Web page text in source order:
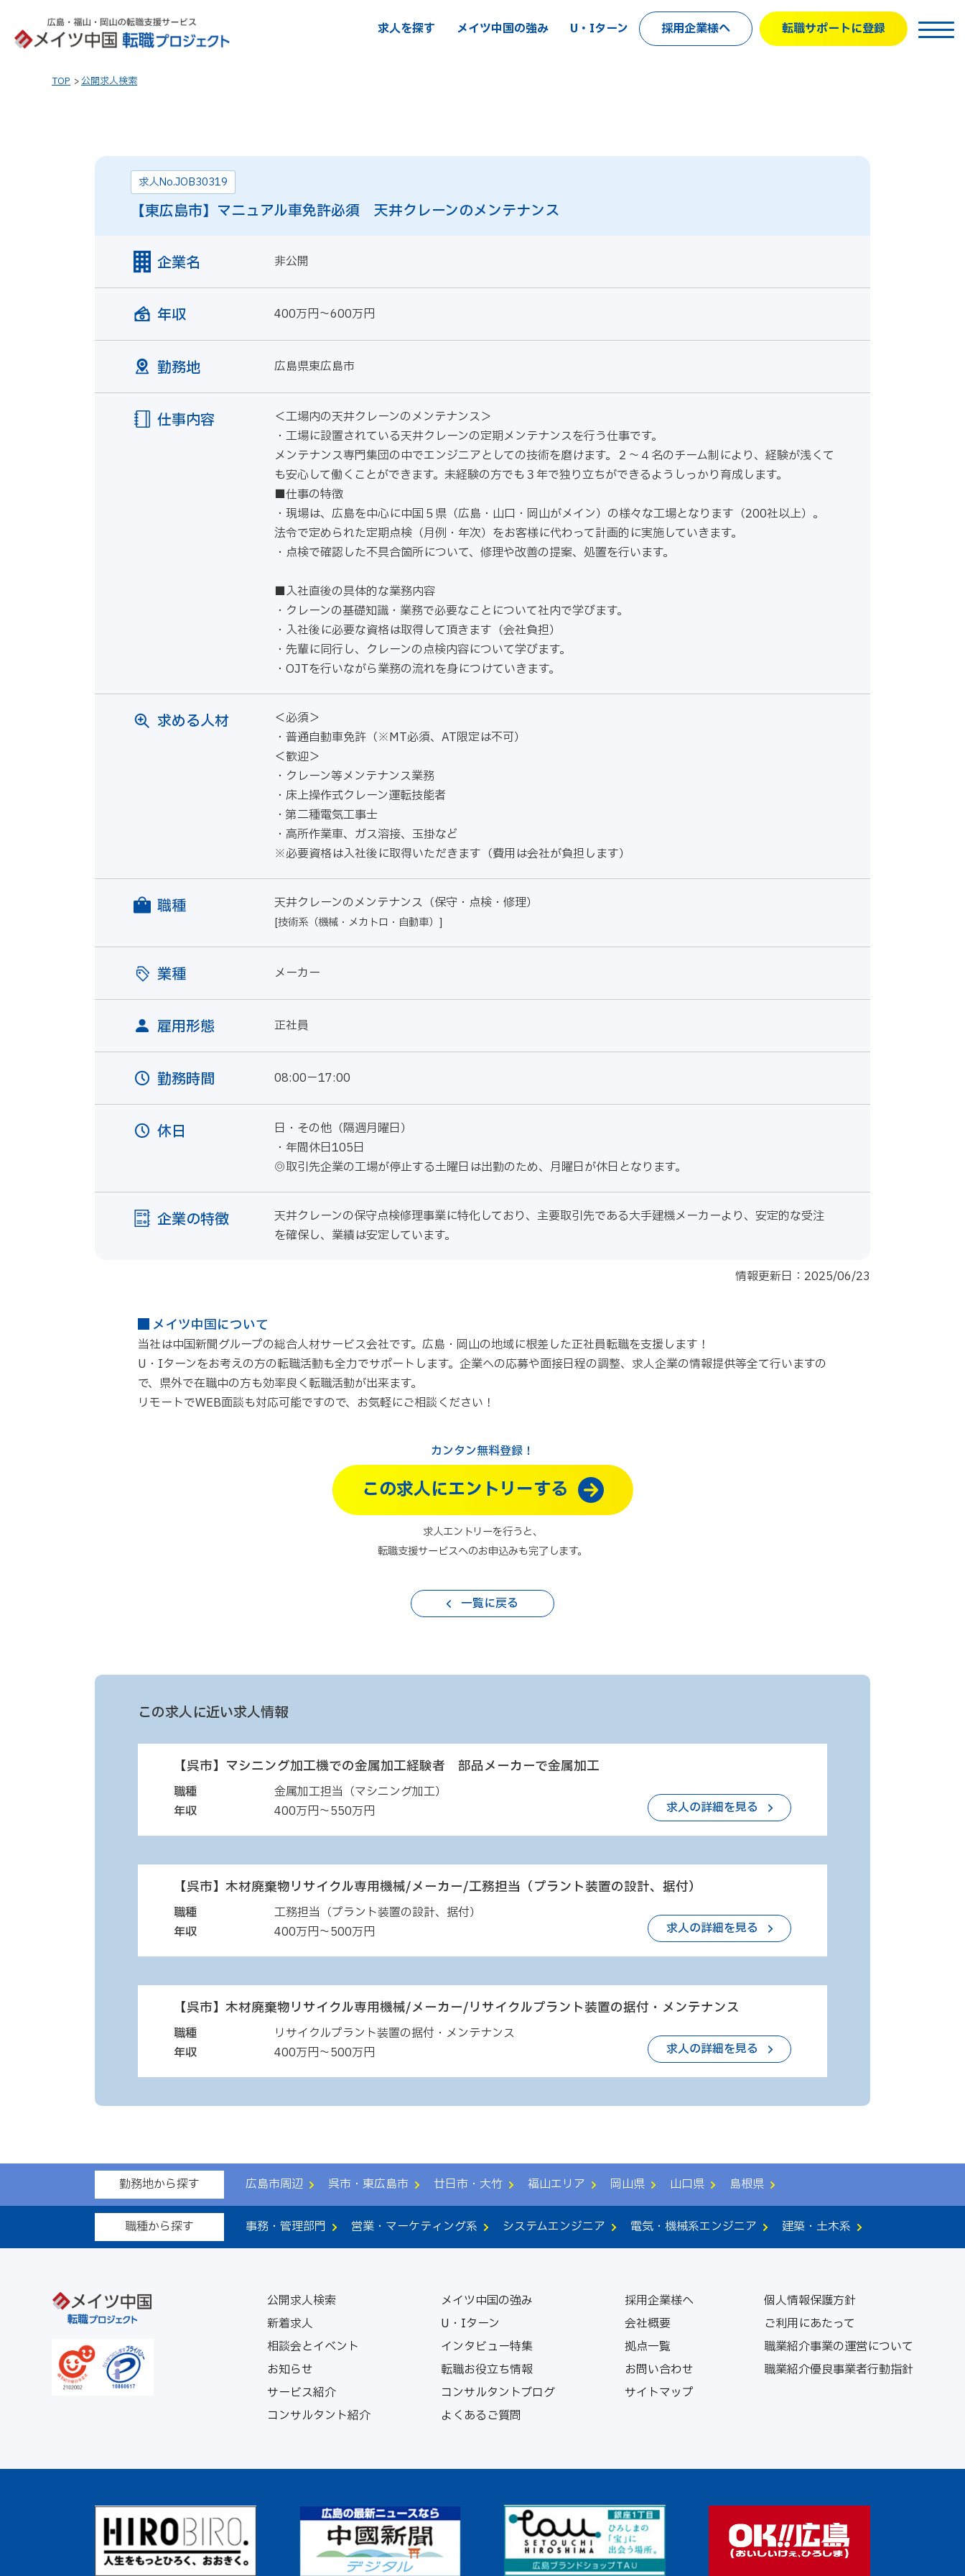
求人を探す メイツ中国の強み U・Iターン 採用企業様へ 転職サポートに登録
TOP 公開求人検索
求人No.JOB30319
【東広島市】マニュアル車免許必須 天井クレーンのメンテナンス
企業名 非公開
年収 400万円～600万円
勤務地 広島県東広島市
仕事内容
＜工場内の天井クレーンのメンテナンス＞
・工場に設置されている天井クレーンの定期メンテナンスを行う仕事です。
メンテナンス専門集団の中でエンジニアとしての技術を磨けます。２～４名のチーム制により、経験が浅くて
も安心して働くことができます。未経験の方でも３年で独り立ちができるようしっかり育成します。
■仕事の特徴
・現場は、広島を中心に中国５県（広島・山口・岡山がメイン）の様々な工場となります（200社以上）。
法令で定められた定期点検（月例・年次）をお客様に代わって計画的に実施していきます。
・点検で確認した不具合箇所について、修理や改善の提案、処置を行います。
■入社直後の具体的な業務内容
・クレーンの基礎知識・業務で必要なことについて社内で学びます。
・入社後に必要な資格は取得して頂きます（会社負担）
・先輩に同行し、クレーンの点検内容について学びます。
・OJTを行いながら業務の流れを身につけていきます。
求める人材
＜必須＞
・普通自動車免許（※MT必須、AT限定は不可）
＜歓迎＞
・クレーン等メンテナンス業務
・床上操作式クレーン運転技能者
・第二種電気工事士
・高所作業車、ガス溶接、玉掛など
※必要資格は入社後に取得いただきます（費用は会社が負担します）
職種 天井クレーンのメンテナンス（保守・点検・修理）
[技術系（機械・メカトロ・自動車）]
業種 メーカー
雇用形態 正社員
勤務時間 08:00－17:00
休日
日・その他（隔週月曜日）
・年間休日105日
◎取引先企業の工場が停止する土曜日は出勤のため、月曜日が休日となります。
企業の特徴
天井クレーンの保守点検修理事業に特化しており、主要取引先である大手建機メーカーより、安定的な受注
を確保し、業績は安定しています。
情報更新日：2025/06/23
メイツ中国について
当社は中国新聞グループの総合人材サービス会社です。広島・岡山の地域に根差した正社員転職を支援します！
U・Iターンをお考えの方の転職活動も全力でサポートします。企業への応募や面接日程の調整、求人企業の情報提供等全て行いますの
で、県外で在職中の方も効率良く転職活動が出来ます。
リモートでWEB面談も対応可能ですので、お気軽にご相談ください！
カンタン無料登録！
この求人にエントリーする
求人エントリーを行うと、
転職支援サービスへのお申込みも完了します。
一覧に戻る
この求人に近い求人情報
【呉市】マシニング加工機での金属加工経験者 部品メーカーで金属加工
職種
金属加工担当（マシニング加工）
年収
400万円～550万円 求人の詳細を見る
【呉市】木材廃棄物リサイクル専用機械/メーカー/工務担当（プラント装置の設計、据付）
職種
工務担当（プラント装置の設計、据付）
年収
400万円～500万円 求人の詳細を見る
【呉市】木材廃棄物リサイクル専用機械/メーカー/リサイクルプラント装置の据付・メンテナンス
職種
リサイクルプラント装置の据付・メンテナンス
年収
400万円～500万円 求人の詳細を見る
勤務地から探す 広島市周辺 呉市・東広島市 廿日市・大竹 福山エリア 岡山県 山口県 島根県
職種から探す 事務・管理部門 営業・マーケティング系 システムエンジニア 電気・機械系エンジニア 建築・土木系
公開求人検索
新着求人
相談会とイベント
お知らせ
サービス紹介
コンサルタント紹介
メイツ中国の強み
U・Iターン
インタビュー特集
転職お役立ち情報
コンサルタントブログ
よくあるご質問
採用企業様へ
会社概要
拠点一覧
お問い合わせ
サイトマップ
個人情報保護方針
ご利用にあたって
職業紹介事業の運営について
職業紹介優良事業者行動指針